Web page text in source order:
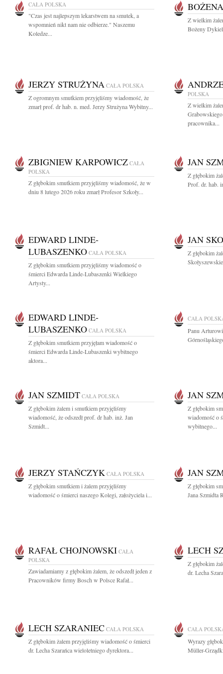
CAŁA POLSKA
"Czas jest najlepszym lekarstwem na smutek, a
wspomnień nikt nam nie odbierze." Naszemu
Koledze...
Z wielkim
Bożeny
JERZY STRUŻYNA CAŁA POLSKA
Z ogromnym smutkiem przyjęliśmy wiadomość, że
zmarł prof. dr hab. n. med. Jerzy Strużyna Wybitny...
POLSKA
Z wielkim
pracownika...
ZBIGNIEW KARPOWICZ CAŁA
POLSKA
Z głębokim smutkiem przyjęliśmy wiadomość, że w
dniu 8 lutego 2026 roku zmarł Profesor Szkoły...
JAN
Z głębokim
Prof. dr. hab.
EDWARD LINDE-
LUBASZENKO CAŁA POLSKA
Z głębokim smutkiem przyjęliśmy wiadomość o
śmierci Edwarda Linde-Lubaszenki Wielkiego
Artysty...
JAN
Z głębokim
EDWARD LINDE-
LUBASZENKO CAŁA POLSKA
Z głębokim smutkiem przyjęłam wiadomość o
śmierci Edwarda Linde-Lubaszenki wybitnego
aktora...
CAŁA
Panu
JAN SZMIDT CAŁA POLSKA
Z głębokim żalem i smutkiem przyjęliśmy
wiadomość, że odszedł prof. dr hab. inż. Jan
Szmidt...
JAN
Z głębokim
wiadomość o
wybitnego...
JERZY STAŃCZYK CAŁA POLSKA
Z głębokim smutkiem i żalem przyjęliśmy
wiadomość o śmierci naszego Kolegi, założyciela i...
JAN
Z głębokim
Jana Szmidta
RAFAŁ CHOJNOWSKI CAŁA
POLSKA
Zawiadamiamy z głębokim żalem, że odszedł jeden z
Pracowników firmy Bosch w Polsce Rafał...
LECH
Z głębokim
dr. Lecha
LECH SZARANIEC CAŁA POLSKA
Z głębokim żalem przyjęliśmy wiadomość o śmierci
dr. Lecha Szarańca wieloletniego dyrektora...
CAŁA
Wyrazy
Müller-